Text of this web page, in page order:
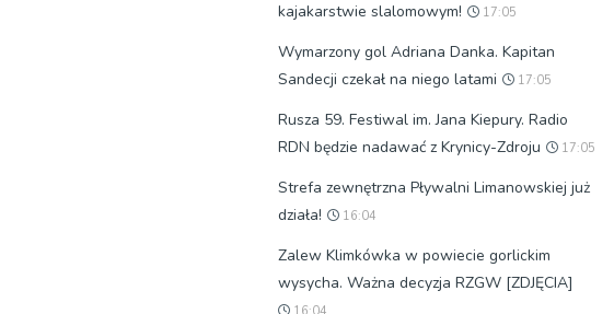
kajakarstwie slalomowym!
17:05
Wymarzony gol Adriana Danka. Kapitan
Sandecji czekał na niego latami
17:05
Rusza 59. Festiwal im. Jana Kiepury. Radio
RDN będzie nadawać z Krynicy-Zdroju
17:05
Strefa zewnętrzna Pływalni Limanowskiej już
działa!
16:04
Zalew Klimkówka w powiecie gorlickim
wysycha. Ważna decyzja RZGW [ZDJĘCIA]